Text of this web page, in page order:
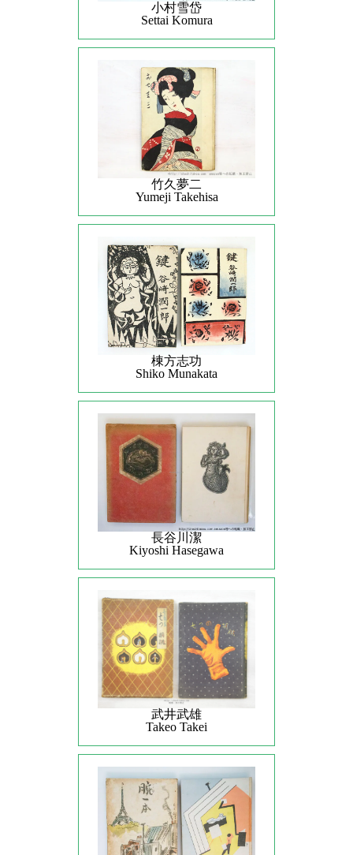
小村雪岱
Settai Komura
竹久夢二
Yumeji Takehisa
棟方志功
Shiko Munakata
長谷川潔
Kiyoshi Hasegawa
武井武雄
Takeo Takei